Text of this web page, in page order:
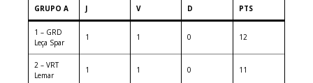
GRUPO A J V D PTS
1 – GRD
Leça Spar
1 1 0 12
2 – VRT
Lemar
1 1 0 11